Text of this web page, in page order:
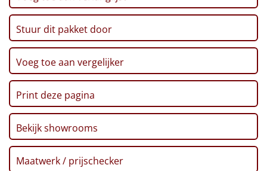
Artikel
Hitster NIEUW
Pizzarette
Tas
Wake up light
NIEUW
Borrelplank
Pannenkoekenmix, 400 gr
Speculoos Koekjes, 25 gr
Crackers, 250 gr
Mars, 51 gr
Thee, Bosvruchten, 30 gr
Café Noir koekjes, 200 gr
Beschuit, 125 gr
Verpakt in een feestelijke kerstdoos, 39 x 29 x 13 cm
Stuur dit pakket door
Voeg toe aan vergelijker
Print deze pagina
Bekijk showrooms
Maatwerk / prijschecker